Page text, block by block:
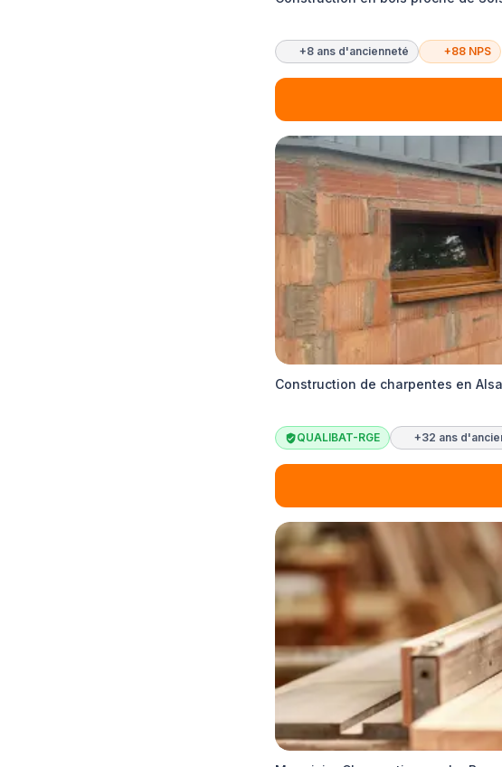
+8 ans d'ancienneté +88 NPS
Construction de charpentes en
QUALIBAT-RGE +32 ans